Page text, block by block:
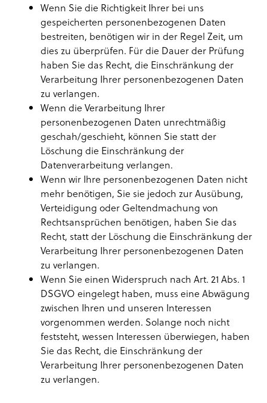
Wenn Sie die Richtigkeit Ihrer bei uns
gespeicherten personenbezogenen Daten
bestreiten, benötigen wir in der Regel Zeit, um
dies zu überprüfen. Für die Dauer der Prüfung
haben Sie das Recht, die Einschränkung der
Verarbeitung Ihrer personenbezogenen Daten
zu verlangen.
Wenn die Verarbeitung Ihrer
personenbezogenen Daten unrechtmäßig
geschah/geschieht, können Sie statt der
Löschung die Einschränkung der
Datenverarbeitung verlangen.
Wenn wir Ihre personenbezogenen Daten nicht
mehr benötigen, Sie sie jedoch zur Ausübung,
Verteidigung oder Geltendmachung von
Rechtsansprüchen benötigen, haben Sie das
Recht, statt der Löschung die Einschränkung der
Verarbeitung Ihrer personenbezogenen Daten
zu verlangen.
Wenn Sie einen Widerspruch nach Art. 21 Abs. 1
DSGVO eingelegt haben, muss eine Abwägung
zwischen Ihren und unseren Interessen
vorgenommen werden. Solange noch nicht
feststeht, wessen Interessen überwiegen, haben
Sie das Recht, die Einschränkung der
Verarbeitung Ihrer personenbezogenen Daten
zu verlangen.